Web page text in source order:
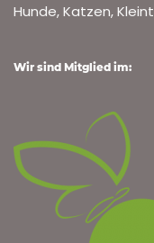
Hunde, Katzen,
Wir sind Mitglied im: